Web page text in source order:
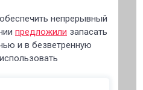
непрерывный
предложили запасать
и в безветренную